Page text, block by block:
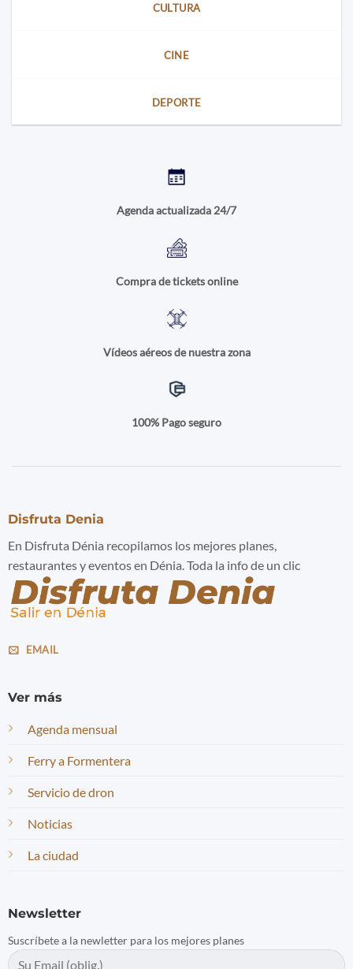
CULTURA
CINE
DEPORTE
Agenda actualizada 24/7
Compra de tickets online
Vídeos aéreos de nuestra zona
100% Pago seguro
Disfruta Denia
En Disfruta Dénia recopilamos los mejores planes,
restaurantes y eventos en Dénia. Toda la info de un clic
EMAIL
Ver más
Agenda mensual
Ferry a Formentera
Servicio de dron
Noticias
La ciudad
Newsletter
Suscríbete a la newletter para los mejores planes